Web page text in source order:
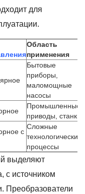
для
Область
применения
Бытовые
приборы,
маломощные
насосы
Промышленные
приводы, станки
с
Сложные
технологические
процессы
выделяют
с источником
Преобразователи